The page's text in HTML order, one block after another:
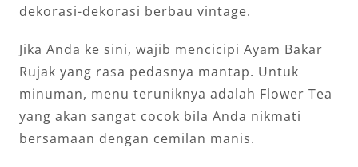
dekorasi-dekorasi berbau vintage.
Jika Anda ke sini, wajib mencicipi Ayam Bakar
Rujak yang rasa pedasnya mantap. Untuk
minuman, menu teruniknya adalah Flower Tea
yang akan sangat cocok bila Anda nikmati
bersamaan dengan cemilan manis.